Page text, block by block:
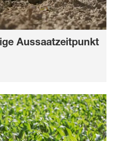
Aussaatzeitpunkt